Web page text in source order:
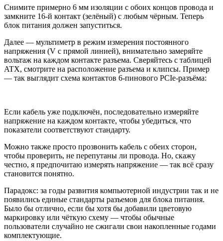
Снимите примерно 6 мм изоляции с обоих концов провода и
замкните 16-й контакт (зелёный) с любым чёрным. Теперь
блок питания должен запуститься.
Далее — мультиметр в режим измерения постоянного
напряжения (V с прямой линией), внимательно замеряйте
вольтаж на каждом контакте разъема. Сверяйтесь с таблицей
ATX, смотрите на расположение разъема и клипсы. Пример
— так выглядит схема контактов 6-пинового PCIe-разъёма:
Если кабель уже подключён, последовательно измеряйте
напряжение на каждом контакте, чтобы убедиться, что
показатели соответствуют стандарту.
Можно также просто прозвонить кабель с обеих сторон,
чтобы проверить, не перепутаны ли провода. Но, скажу
честно, я предпочитаю измерять напряжение — так всё сразу
становится понятно.
Парадокс: за годы развития компьютерной индустрии так и не
появились единые стандарты разъемов для блока питания.
Было бы отлично, если бы хотя бы добавили цветовую
маркировку или чёткую схему — чтобы обычные
пользователи случайно не сжигали свои накопленные годами
комплектующие.